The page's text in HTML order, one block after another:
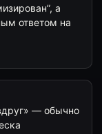
а
ответом на
— обычно